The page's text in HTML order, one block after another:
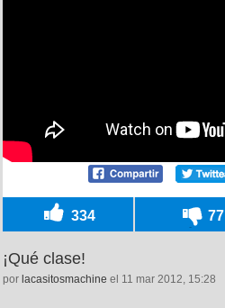
334 77
¡Qué clase!
por lacasitosmachine el 11 mar 2012, 15:28